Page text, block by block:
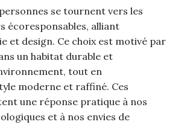
se tournent vers les
écoresponsables, alliant
et design. Ce choix est motivé par
un habitat durable et
tout en
moderne et raffiné. Ces
une réponse pratique à nos
et à nos envies de